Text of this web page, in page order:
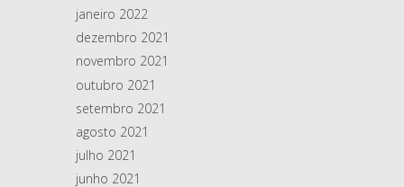
janeiro 2022
dezembro 2021
novembro 2021
outubro 2021
setembro 2021
agosto 2021
julho 2021
junho 2021